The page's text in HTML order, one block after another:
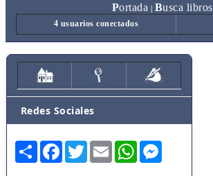
Portada Busca libros
4 usuarios conectados
Redes Sociales
Share FacebookTwitterEmail WhatsApp